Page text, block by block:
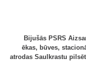
Bijušās PSRS
ēkas, būves,
atrodas Saulkrastu